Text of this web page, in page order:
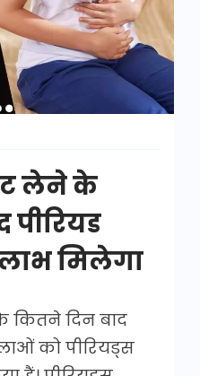
लेने के
पीरियड
मिलेगा
कितने दिन बाद
को पीरियड्स